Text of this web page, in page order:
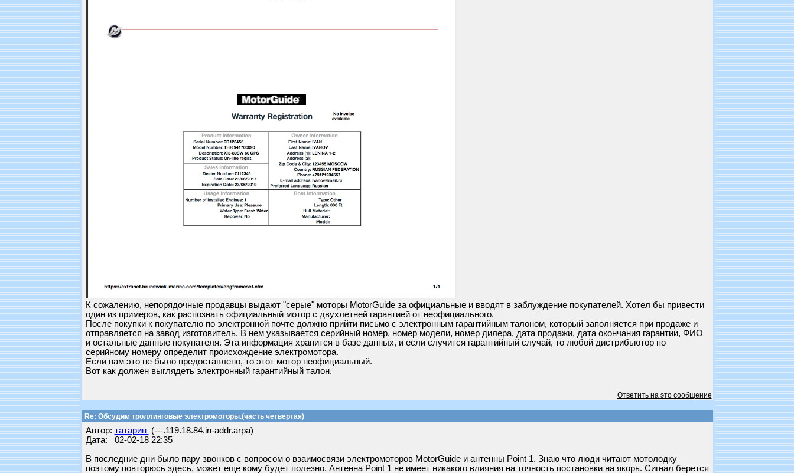
К сожалению, непорядочные продавцы выдают "серые" моторы MotorGuide за официальные и вводят в заблуждение покупателей. Хотел бы привести
один из примеров, как распознать официальный мотор с двухлетней гарантией от неофициального.
После покупки к покупателю по электронной почте должно прийти письмо с электронным гарантийным талоном, который заполняется при продаже и
отправляется на завод изготовитель. В нем указывается серийный номер, номер модели, номер дилера, дата продажи, дата окончания гарантии, ФИО
и остальные данные покупателя. Эта информация хранится в базе данных, и если случится гарантийный случай, то любой дистрибьютор по
серийному номеру определит происхождение электромотора.
Если вам это не было предоставлено, то этот мотор неофициальный.
Вот как должен выглядеть электронный гарантийный талон.
Ответить на это сообщение
Re: Обсудим троллинговые электромоторы.(часть четвертая)
Автор: татарин (---.119.18.84.in-addr.arpa)
Дата: 02-02-18 22:35
В последние дни было пару звонков с вопросом о взаимосвязи электромоторов MotorGuide и антенны Point 1. Знаю что люди читают мотолодку
поэтому повторюсь здесь, может еще кому будет полезно. Антенна Point 1 не имеет никакого влияния на точность постановки на якорь. Сигнал берется